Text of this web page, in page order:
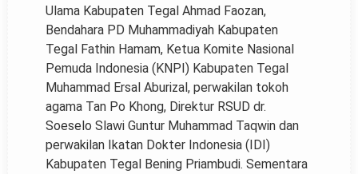
Ulama Kabupaten Tegal Ahmad Faozan,
Bendahara PD Muhammadiyah Kabupaten
Tegal Fathin Hamam, Ketua Komite Nasional
Pemuda Indonesia (KNPI) Kabupaten Tegal
Muhammad Ersal Aburizal, perwakilan tokoh
agama Tan Po Khong, Direktur RSUD dr.
Soeselo Slawi Guntur Muhammad Taqwin dan
perwakilan Ikatan Dokter Indonesia (IDI)
Kabupaten Tegal Bening Priambudi. Sementara